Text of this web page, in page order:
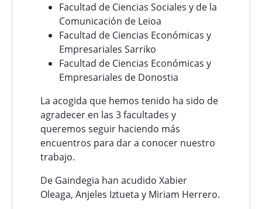
Facultad de Ciencias Sociales y de la
Comunicación de Leioa
Facultad de Ciencias Económicas y
Empresariales Sarriko
Facultad de Ciencias Económicas y
Empresariales de Donostia
La acogida que hemos tenido ha sido de
agradecer en las 3 facultades y
queremos seguir haciendo más
encuentros para dar a conocer nuestro
trabajo.
De Gaindegia han acudido Xabier
Oleaga, Anjeles Iztueta y Miriam Herrero.